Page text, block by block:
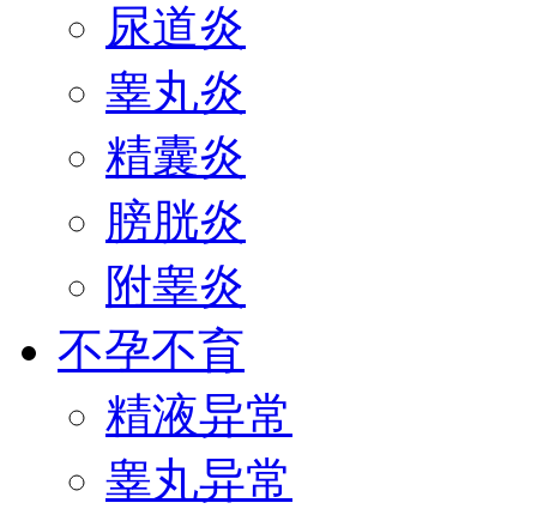
尿道炎
睾丸炎
精囊炎
膀胱炎
附睾炎
不孕不育
精液异常
睾丸异常